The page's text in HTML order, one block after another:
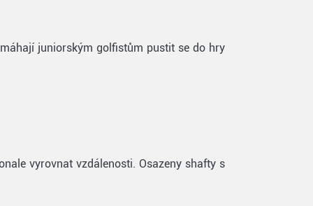
juniorským golfistům pustit se do hry
vyrovnat vzdálenosti. Osazeny shafty s